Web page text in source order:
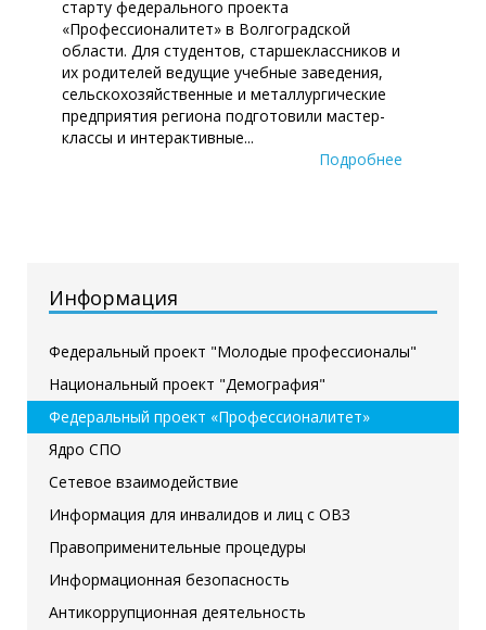
старту федерального проекта
«Профессионалитет» в Волгоградской
области. Для студентов, старшеклассников и
их родителей ведущие учебные заведения,
сельскохозяйственные и металлургические
предприятия региона подготовили мастер-
классы и интерактивные...
Подробнее
Информация
Федеральный проект "Молодые профессионалы"
Национальный проект "Демография"
Федеральный проект «Профессионалитет»
Ядро СПО
Сетевое взаимодействие
Информация для инвалидов и лиц с ОВЗ
Правоприменительные процедуры
Информационная безопасность
Антикоррупционная деятельность